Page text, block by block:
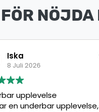
NÖJDA
Ahmed
8 Juli 2026
nöjd med flytten.
starkt!